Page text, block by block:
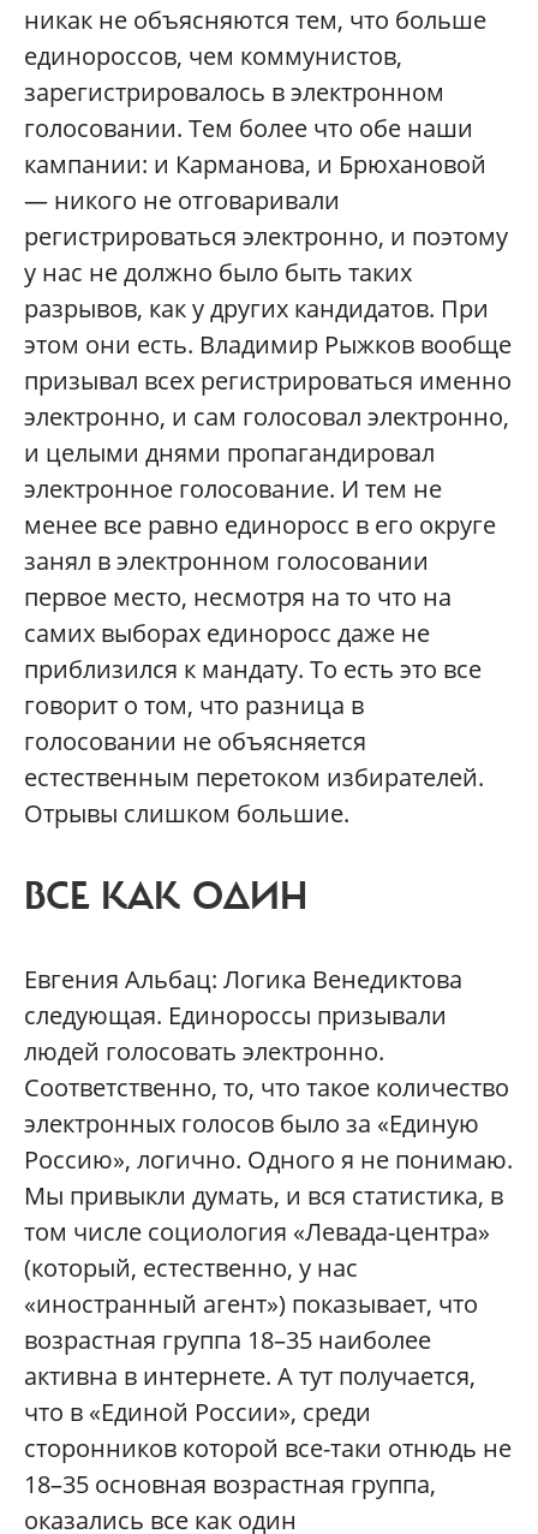
никак не объясняются тем, что больше
единороссов, чем коммунистов,
зарегистрировалось в электронном
голосовании. Тем более что обе наши
кампании: и Карманова, и Брюхановой
— никого не отговаривали
регистрироваться электронно, и поэтому
у нас не должно было быть таких
разрывов, как у других кандидатов. При
этом они есть. Владимир Рыжков вообще
призывал всех регистрироваться именно
электронно, и сам голосовал электронно,
и целыми днями пропагандировал
электронное голосование. И тем не
менее все равно единоросс в его округе
занял в электронном голосовании
первое место, несмотря на то что на
самих выборах единоросс даже не
приблизился к мандату. То есть это все
говорит о том, что разница в
голосовании не объясняется
естественным перетоком избирателей.
Отрывы слишком большие.
ВСЕ КАК ОДИН
Евгения Альбац: Логика Венедиктова
следующая. Единороссы призывали
людей голосовать электронно.
Соответственно, то, что такое количество
электронных голосов было за «Единую
Россию», логично. Одного я не понимаю.
Мы привыкли думать, и вся статистика, в
том числе социология «Левада-центра»
(который, естественно, у нас
«иностранный агент») показывает, что
возрастная группа 18–35 наиболее
активна в интернете. А тут получается,
что в «Единой России», среди
сторонников которой все-таки отнюдь не
18–35 основная возрастная группа,
оказались все как один